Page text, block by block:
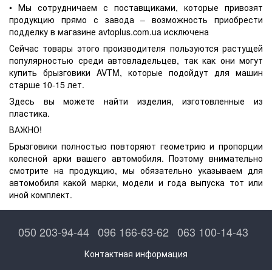
• Мы сотрудничаем с поставщиками, которые привозят
продукцию прямо с завода – возможность приобрести
подделку в магазине avtoplus.com.ua исключена
Сейчас товары этого производителя пользуются растущей
популярностью среди автовладельцев, так как они могут
купить брызговики AVTM, которые подойдут для машин
старше 10-15 лет.
Здесь вы можете найти изделия, изготовленные из
пластика.
ВАЖНО!
Брызговики полностью повторяют геометрию и пропорции
колесной арки вашего автомобиля. Поэтому внимательно
смотрите на продукцию, мы обязательно указываем для
автомобиля какой марки, модели и года выпуска тот или
иной комплект.
050 203-94-44 096 166-63-62 063 100-14-43
Контактная информация